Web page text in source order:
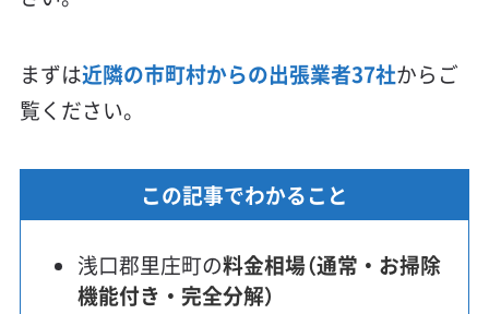
まずは近隣の市町村からの出張業者37社からご
覧ください。
この記事でわかること
浅口郡里庄町の料金相場（通常・お掃除
機能付き・完全分解）